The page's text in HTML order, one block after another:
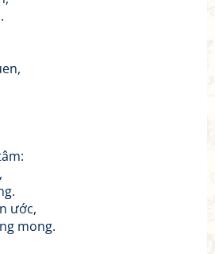
ước,
mong.